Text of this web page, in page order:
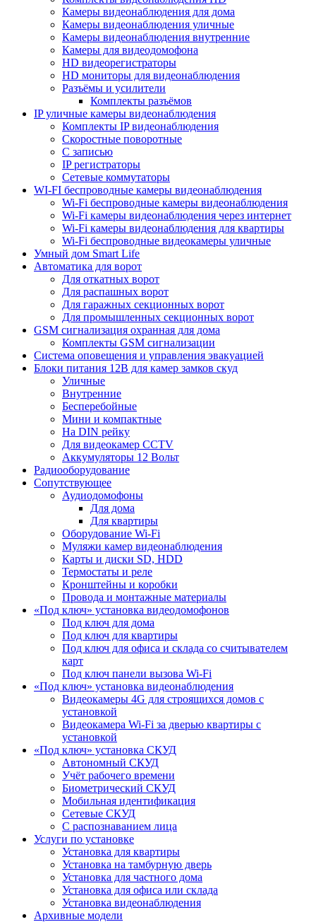
Камеры видеонаблюдения для дома
Камеры видеонаблюдения уличные
Камеры видеонаблюдения внутренние
Камеры для видеодомофона
HD видеорегистраторы
HD мониторы для видеонаблюдения
Разъёмы и усилители
Комплекты разъёмов
IP уличные камеры видеонаблюдения
Комплекты IP видеонаблюдения
Скоростные поворотные
С записью
IP регистраторы
Сетевые коммутаторы
WI-FI беспроводные камеры видеонаблюдения
Wi-Fi беспроводные камеры видеонаблюдения
Wi-Fi камеры видеонаблюдения через интернет
Wi-Fi камеры видеонаблюдения для квартиры
Wi-Fi беспроводные видеокамеры уличные
Умный дом Smart Life
Автоматика для ворот
Для откатных ворот
Для распашных ворот
Для гаражных секционных ворот
Для промышленных секционных ворот
GSM сигнализация охранная для дома
Комплекты GSM сигнализации
Cистема оповещения и управления эвакуацией
Блоки питания 12В для камер замков скуд
Уличные
Внутренние
Бесперебойные
Мини и компактные
На DIN рейку
Для видеокамер CCTV
Аккумуляторы 12 Вольт
Радиооборудование
Сопутствующее
Аудиодомофоны
Для дома
Для квартиры
Оборудование Wi-Fi
Муляжи камер видеонаблюдения
Карты и диски SD, HDD
Термостаты и реле
Кронштейны и коробки
Провода и монтажные материалы
«Под ключ» установка видеодомофонов
Под ключ для дома
Под ключ для квартиры
Под ключ для офиса и склада со считывателем
карт
Под ключ панели вызова Wi-Fi
«Под ключ» установка видеонаблюдения
Видеокамеры 4G для строящихся домов с
установкой
Видеокамера Wi-Fi за дверью квартиры с
установкой
«Под ключ» установка СКУД
Автономный СКУД
Учёт рабочего времени
Биометрический СКУД
Мобильная идентификация
Сетевые СКУД
С распознаванием лица
Услуги по установке
Установка для квартиры
Установка на тамбурную дверь
Установка для частного дома
Установка для офиса или склада
Установка видеонаблюдения
Архивные модели